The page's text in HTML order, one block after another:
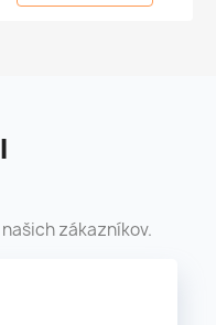
zákazníkov.